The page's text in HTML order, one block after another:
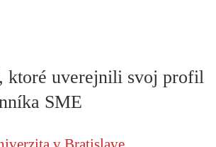
ktoré uverejnili svoj profil
SME